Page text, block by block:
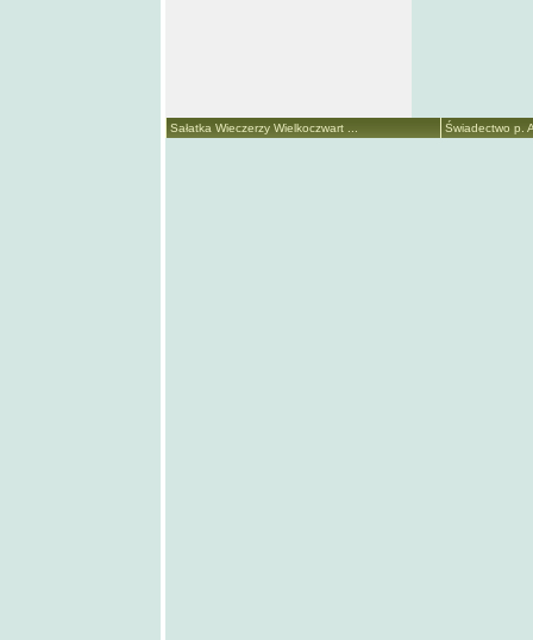
Sałatka Wieczerzy Wielkoczwart ... Świadectwo p.